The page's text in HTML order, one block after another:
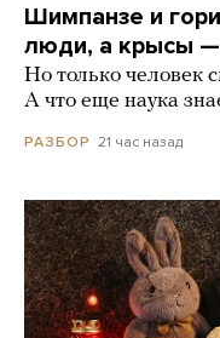
Шимпанзе и
люди, а крысы —
Но только человек
А что еще наука
РАЗБОР 21 час назад